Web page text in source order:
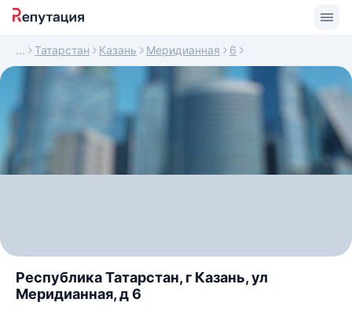
Татарстан Казань Меридианная 6
Республика Татарстан, г Казань, ул
Меридианная, д 6